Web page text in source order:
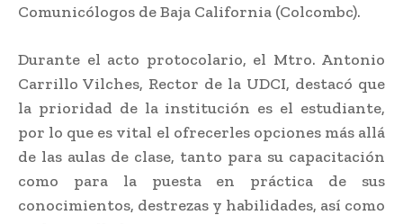
Comunicólogos de Baja California (Colcombc).
Durante el acto protocolario, el Mtro. Antonio
Carrillo Vilches, Rector de la UDCI, destacó que
la prioridad de la institución es el estudiante,
por lo que es vital el ofrecerles opciones más allá
de las aulas de clase, tanto para su capacitación
como para la puesta en práctica de sus
conocimientos, destrezas y habilidades, así como